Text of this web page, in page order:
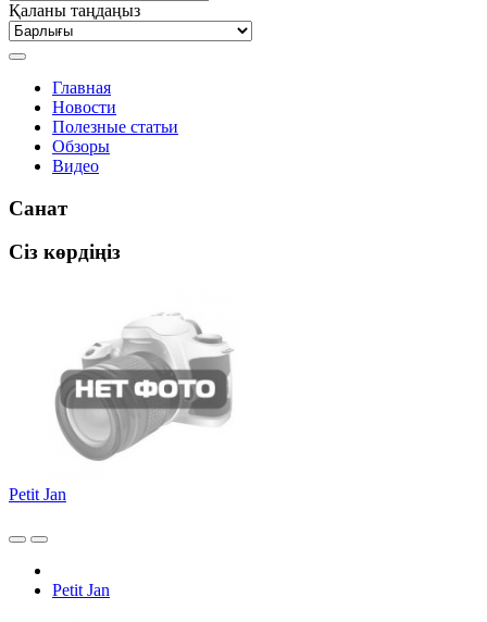
Қаланы таңдаңыз
Главная
Новости
Полезные статьи
Обзоры
Видео
Санат
Сіз көрдіңіз
Petit Jan
Petit Jan